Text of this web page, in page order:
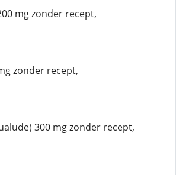
mg zonder recept,
zonder recept,
300 mg zonder recept,